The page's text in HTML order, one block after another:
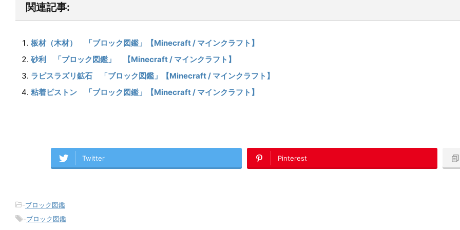
関連記事:
板材（木材） 「ブロック図鑑」【Minecraft / マインクラフト】
砂利 「ブロック図鑑」 【Minecraft / マインクラフト】
ラピスラズリ鉱石 「ブロック図鑑」【Minecraft / マインクラフト】
粘着ピストン 「ブロック図鑑」【Minecraft / マインクラフト】
Twitter Pinterest
-ブロック図鑑
-ブロック図鑑